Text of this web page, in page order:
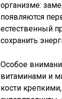
организме:
появляются
естественный
сохранить
Особое
витаминами и
кости